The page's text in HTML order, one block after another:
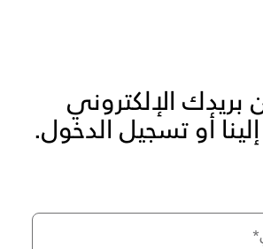
بريدك الإلكتروني
أو تسجيل الدخول.
*